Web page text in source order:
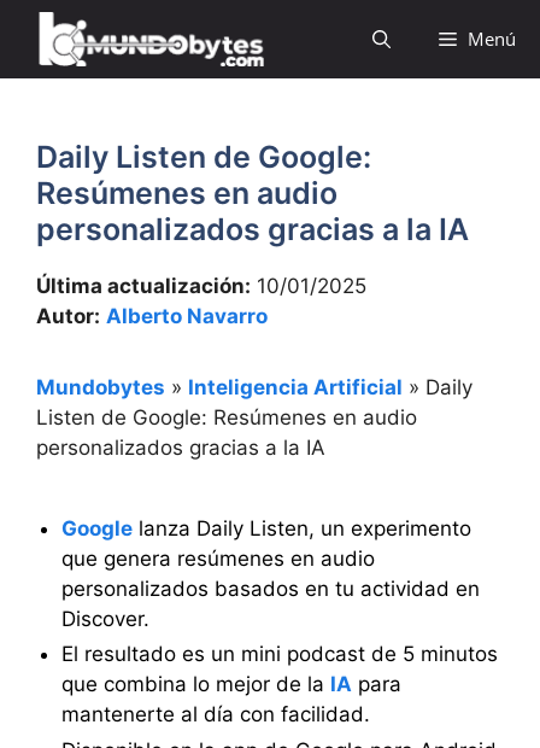
Saltar
contenido
Menú
Daily Listen de Google:
Resúmenes en audio
personalizados gracias a la IA
Última actualización: 10/01/2025
Autor: Alberto Navarro
Mundobytes » Inteligencia Artificial » Daily
Listen de Google: Resúmenes en audio
personalizados gracias a la IA
Googlelanza Daily Listen, un experimento
que genera resúmenes en audio
personalizados basados en tu actividad en
Discover.
El resultado es un mini podcast de 5 minutos
que combina lo mejor de la IApara
mantenerte al día con facilidad.